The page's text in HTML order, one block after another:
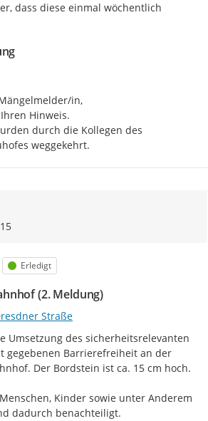
dass diese einmal wöchentlich
in,
Hinweis.
durch die Kollegen des
weggekehrt.
Zur Äußerung
Status
Erledigt
(2. Meldung)
Straße
Umsetzung des sicherheitsrelevanten
gegebenen Barrierefreiheit an der
Der Bordstein ist ca. 15 cm hoch.
Kinder sowie unter Anderem
dadurch benachteiligt.